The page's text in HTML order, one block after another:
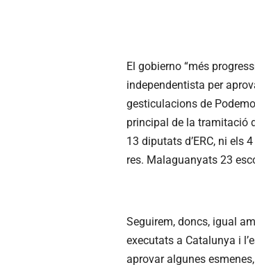
El gobierno “més
independentista per
gesticulacions de
principal de la tramitació
13 diputats d’ERC, ni els
res. Malaguanyats 23
Seguirem, doncs, igual
executats a Catalunya i
aprovar algunes